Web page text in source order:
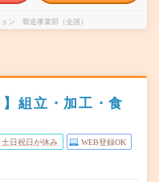
ン 製造事業部（全国）
組立・加工・食
土日祝日が休み WEB登録OK